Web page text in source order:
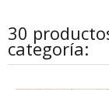
30
categoría: